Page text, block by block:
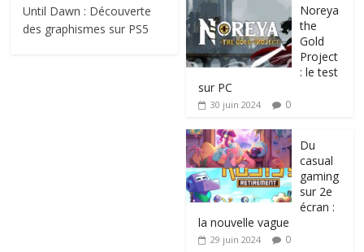
Until Dawn : Découverte
des graphismes sur PS5
Noreya
the
Gold
Project
: le test
sur PC
30 juin 2024 0
Du
casual
gaming
sur 2e
écran :
la nouvelle vague
29 juin 2024 0